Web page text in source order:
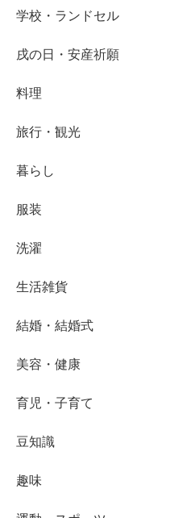
学校・ランドセル
戌の日・安産祈願
料理
旅行・観光
暮らし
服装
洗濯
生活雑貨
結婚・結婚式
美容・健康
育児・子育て
豆知識
趣味